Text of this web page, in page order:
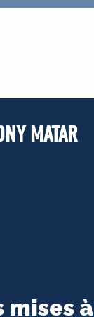
MATAR
mises